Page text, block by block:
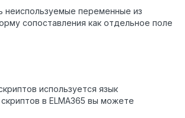
неиспользуемые переменные из
сопоставления как отдельное поле
используется язык
в ELMA365 вы можете